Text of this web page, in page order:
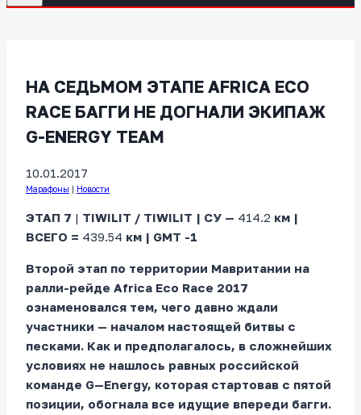
НА СЕДЬМОМ ЭТАПЕ AFRICA ECO
RACE БАГГИ НЕ ДОГНАЛИ ЭКИПАЖ
G-ENERGY TEAM
10.01.2017
Марафоны | Новости
ЭТАП 7 | TIWILIT / TIWILIT | СУ — 414.2 км |
ВСЕГО = 439.54 км | GMT -1
Второй этап по территории Мавритании на
ралли-рейде Africa Eco Race 2017
ознаменовался тем, чего давно ждали
участники — началом настоящей битвы с
песками. Как и предполагалось, в сложнейших
условиях не нашлось равных российской
команде G—Energy, которая стартовав с пятой
позиции, обогнала все идущие впереди багги.